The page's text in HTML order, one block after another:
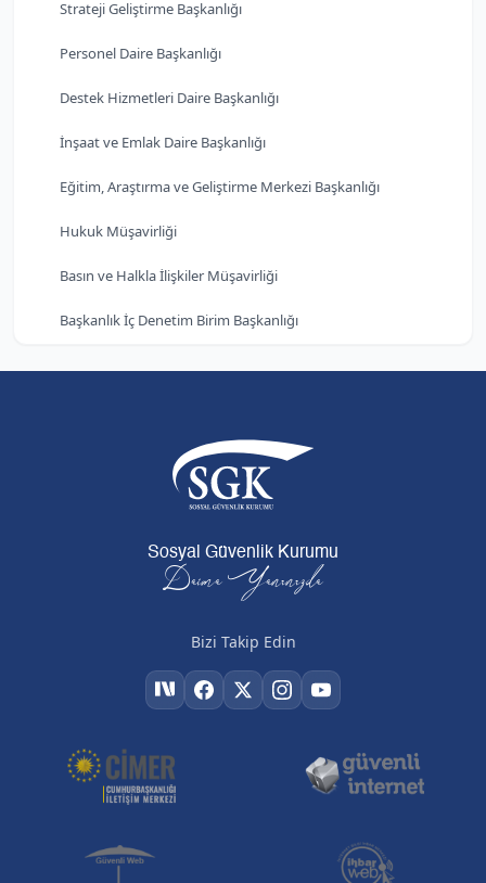
Strateji Geliştirme Başkanlığı
Personel Daire Başkanlığı
Destek Hizmetleri Daire Başkanlığı
İnşaat ve Emlak Daire Başkanlığı
Eğitim, Araştırma ve Geliştirme Merkezi Başkanlığı
Hukuk Müşavirliği
Basın ve Halkla İlişkiler Müşavirliği
Başkanlık İç Denetim Birim Başkanlığı
Sosyal Güvenlik Kurumu
Daima Yanınızda
Bizi Takip Edin